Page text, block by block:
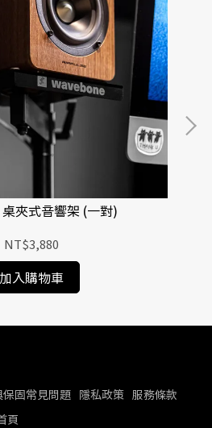
◌ 桌夾式音響架 (一對)
NT$3,880
加入購物車
固常見問題 隱私政策 服務條款
頁